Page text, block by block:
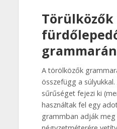
Törülközők
A törölközők
összefügg a
sűrűséget fejezi ki
használtak fel egy
grammban adják